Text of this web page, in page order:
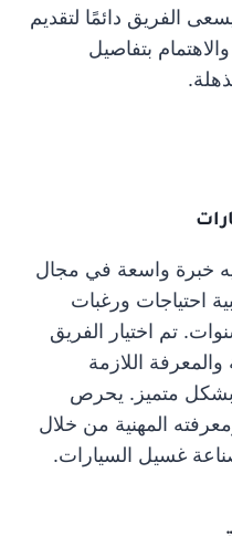
الفريق دائمًا لتقديم
بتفاصيل
خبرة واسعة في مجال
احتياجات ورغبات
تم اختيار الفريق
والمعرفة اللازمة
بشكل متميز. يحرص
المهنية من خلال
غسيل السيارات.